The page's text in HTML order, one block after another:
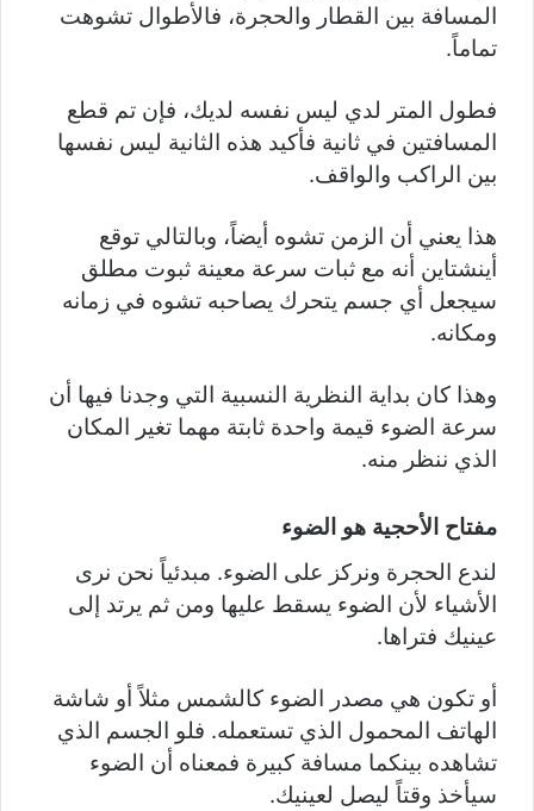
المسافة بين القطار والحجرة، فالأطوال تشوهت
تماماً.
فطول المتر لدي ليس نفسه لديك، فإن تم قطع
المسافتين في ثانية فأكيد هذه الثانية ليس نفسها
بين الراكب والواقف.
هذا يعني أن الزمن تشوه أيضاً، وبالتالي توقع
أينشتاين أنه مع ثبات سرعة معينة ثبوت مطلق
سيجعل أي جسم يتحرك يصاحبه تشوه في زمانه
ومكانه.
وهذا كان بداية النظرية النسبية التي وجدنا فيها أن
سرعة الضوء قيمة واحدة ثابتة مهما تغير المكان
الذي ننظر منه.
مفتاح الأحجية هو الضوء
لندع الحجرة ونركز على الضوء. مبدئياً نحن نرى
الأشياء لأن الضوء يسقط عليها ومن ثم يرتد إلى
عينيك فتراها.
أو تكون هي مصدر الضوء كالشمس مثلاً أو شاشة
الهاتف المحمول الذي تستعمله. فلو الجسم الذي
تشاهده بينكما مسافة كبيرة فمعناه أن الضوء
سيأخذ وقتاً ليصل لعينيك.